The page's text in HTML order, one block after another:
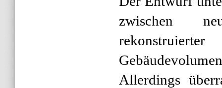
zwischen
Allerdings